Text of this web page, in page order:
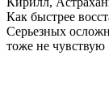
Как быстрее
Серьезных
тоже не чувствую